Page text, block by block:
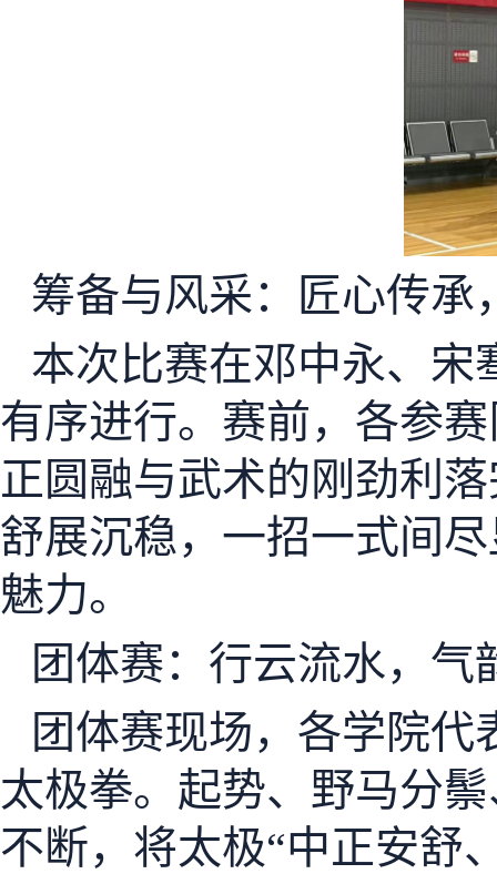
筹备与风采：匠心传承
本次比赛在邓中永、宋
有序进行。赛前，各参
正圆融与武术的刚劲利
舒展沉稳，一招一式间
魅力。
团体赛：行云流水，气
团体赛现场，各学院
太极拳。起势、野马分
不断，将太极“中正安舒